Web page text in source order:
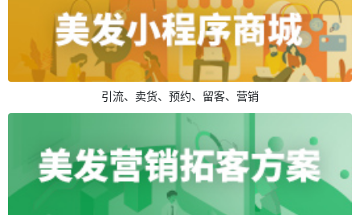
引流、卖货、预约、留客、营销